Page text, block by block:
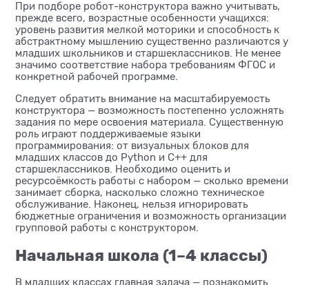
При подборе робот-конструктора важно учитывать,
прежде всего, возрастные особенности учащихся:
уровень развития мелкой моторики и способность к
абстрактному мышлению существенно различаются у
младших школьников и старшеклассников. Не менее
значимо соответствие набора требованиям ФГОС и
конкретной рабочей программе.
Следует обратить внимание на масштабируемость
конструктора — возможность постепенно усложнять
задания по мере освоения материала. Существенную
роль играют поддерживаемые языки
программирования: от визуальных блоков для
младших классов до Python и C++ для
старшеклассников. Необходимо оценить и
ресурсоёмкость работы с набором — сколько времени
занимает сборка, насколько сложно техническое
обслуживание. Наконец, нельзя игнорировать
бюджетные ограничения и возможность организации
групповой работы с конструктором.
Начальная школа (1–4 классы)
В младших классах главная задача — познакомить